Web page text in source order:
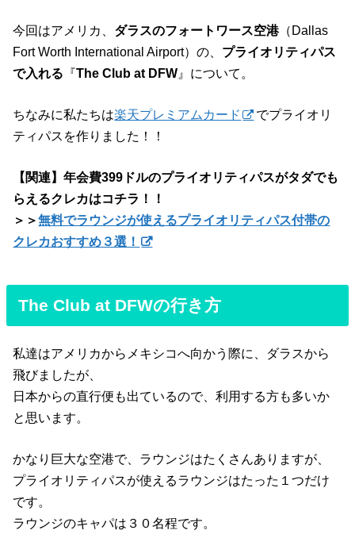
今回はアメリカ、 ダラスのフォートワース空港（Dallas
Fort Worth International Airport）の、 プライオリティパス
で入れる 『The Club at DFW 』について。
ちなみに私たちは楽天プレミアムカード
でプライオリ
ティパスを作りました！！
【関連】年会費399ドルのプライオリティパスがタダでも
らえるクレカはコチラ！！
＞＞無料でラウンジが使えるプライオリティパス付帯の
クレカおすすめ３選！
The Club at DFWの行き方
私達はアメリカからメキシコへ向かう際に、ダラスから
飛びましたが、
日本からの直行便も出ているので、利用する方も多いか
と思います。
かなり巨大な空港で、ラウンジはたくさんありますが、
プライオリティパスが使えるラウンジはたった１つだけ
です。
ラウンジのキャパは３０名程です。